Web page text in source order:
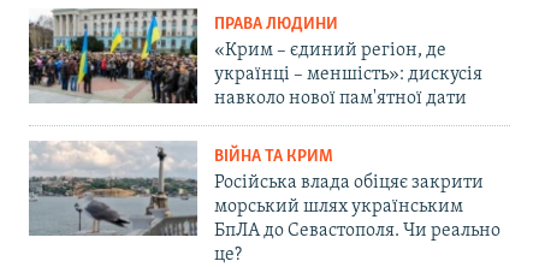
ПРАВА ЛЮДИНИ
«Крим – єдиний регіон, де
українці – меншість»: дискусія
навколо нової пам'ятної дати
ВІЙНА ТА КРИМ
Російська влада обіцяє закрити
морський шлях українським
БпЛА до Севастополя. Чи реально
це?